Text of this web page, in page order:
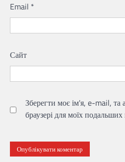
Email *
Сайт
Зберегти моє ім'я, e-mail, та
браузері для моїх подальших